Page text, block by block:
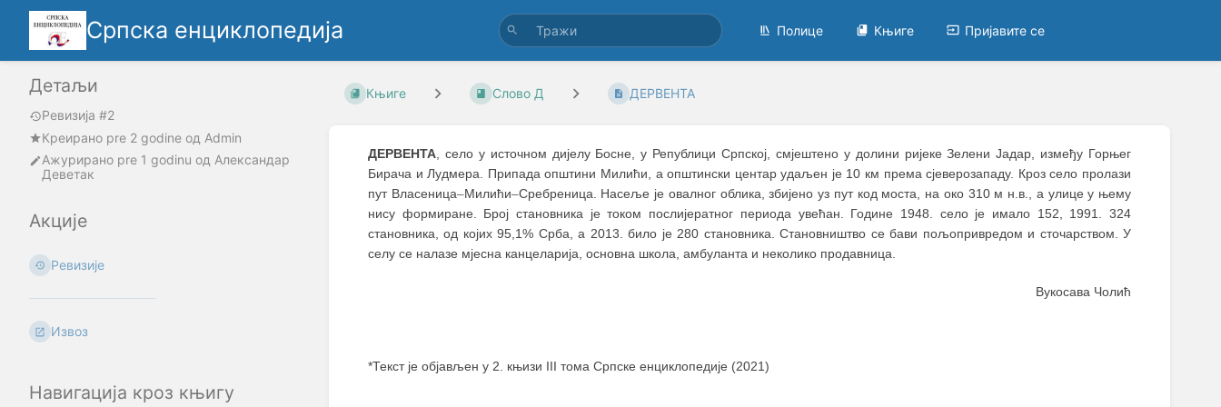
Српска енциклопедија Полице Књиге Пријавите се
Детаљи
Ревизија #2
Креирано pre 2 godine oд Admin
Ажурирано pre 1 godinu од Александар
Деветак
Акције
Ревизије
Извоз
Навигација кроз књигу
Књиге Слово Д ДЕРВЕНТА
ДЕРВЕНТА, село у источном дијелу Босне, у Републици Српској, смјештено у долини ријеке Зелени Јадар, између Горњег
Бирача и Лудмера. Припада општини Милићи, а општински центар удаљен је 10 км према сјеверозападу. Кроз село пролази
пут Власеница–Милићи–Сребреница. Насеље је овалног облика, збијено уз пут код моста, на око 310 м н.в., а улице у њему
нису формиране. Број становника је током послијератног периода увећан. Године 1948. село је имало 152, 1991. 324
становника, од којих 95,1% Срба, а 2013. било је 280 становника. Становништво се бави пољопривредом и сточарством. У
селу се налазе мјесна канцеларија, основна школа, амбуланта и неколико продавница.
Вукосава Чолић
*Текст је објављен у 2. књизи III тома Српске енциклопедије (2021)